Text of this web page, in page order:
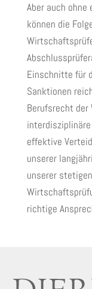
Aber auch
können die
Einschnitte für
Sanktionen
Berufsrecht
effektive
unserer
unserer
richtige